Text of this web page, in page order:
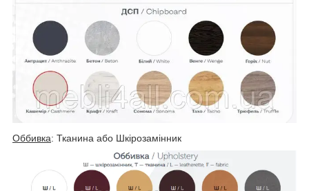
Оббивка: Тканина або Шкірозамінник